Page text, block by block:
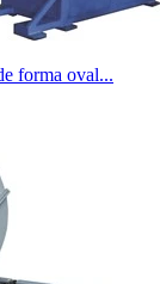
forma oval...